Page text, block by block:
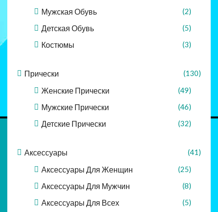
Мужская Обувь (2)
Детская Обувь (5)
Костюмы (3)
Прически (130)
Женские Прически (49)
Мужские Прически (46)
Детские Прически (32)
Аксессуары (41)
Аксессуары Для Женщин (25)
Аксессуары Для Мужчин (8)
Аксессуары Для Всех (5)